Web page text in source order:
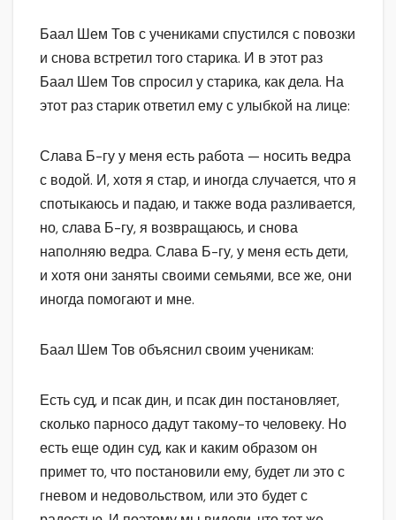
Баал Шем Тов с учениками спустился с повозки
и снова встретил того старика. И в этот раз
Баал Шем Тов спросил у старика, как дела. На
этот раз старик ответил ему с улыбкой на лице:
Слава Б-гу у меня есть работа — носить ведра
с водой. И, хотя я стар, и иногда случается, что я
спотыкаюсь и падаю, и также вода разливается,
но, слава Б-гу, я возвращаюсь, и снова
наполняю ведра. Слава Б-гу, у меня есть дети,
и хотя они заняты своими семьями, все же, они
иногда помогают и мне.
Баал Шем Тов объяснил своим ученикам:
Есть суд, и псак дин, и псак дин постановляет,
сколько парносо дадут такому-то человеку. Но
есть еще один суд, как и каким образом он
примет то, что постановили ему, будет ли это с
гневом и недовольством, или это будет с